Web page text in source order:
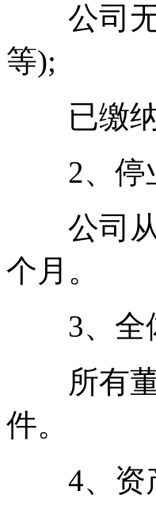
公司无
等);
已缴纳
2、停
公司从
个月。
3、全
所有董
件。
4、资